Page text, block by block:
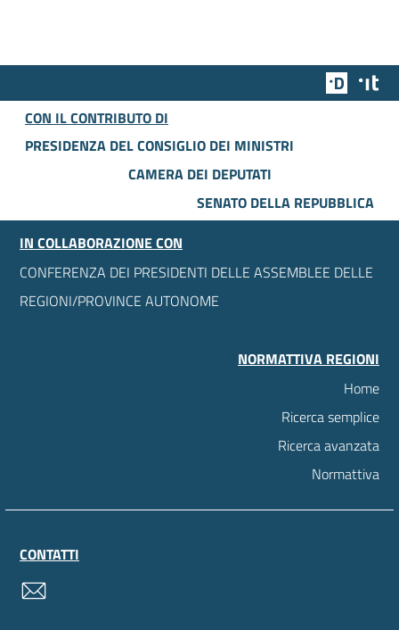
Team
CON IL CONTRIBUTO DI
PRESIDENZA DEL CONSIGLIO DEI MINISTRI
CAMERA DEI DEPUTATI
SENATO DELLA REPUBBLICA
IN COLLABORAZIONE CON
CONFERENZA DEI PRESIDENTI DELLE ASSEMBLEE DELLE
REGIONI/PROVINCE AUTONOME
NORMATTIVA REGIONI
Home
Ricerca semplice
Ricerca avanzata
Normattiva
CONTATTI